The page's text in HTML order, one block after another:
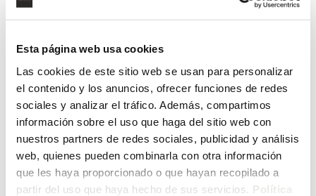
Esta página web usa cookies
Las cookies de este sitio web se usan para personalizar
el contenido y los anuncios, ofrecer funciones de redes
sociales y analizar el tráfico. Además, compartimos
información sobre el uso que haga del sitio web con
nuestros partners de redes sociales, publicidad y análisis
web, quienes pueden combinarla con otra información
que les haya proporcionado o que hayan recopilado a
partir del uso que haya hecho de sus servicios. Política
¿Has olvidado tu contraseña?